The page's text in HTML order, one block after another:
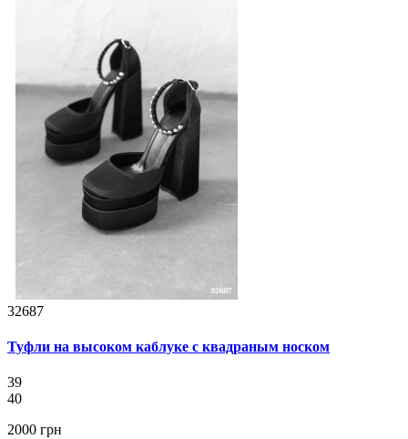
32687
Туфли на высоком каблуке с квадраным носком
39
40
2000 грн